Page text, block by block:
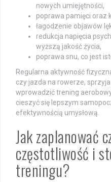
nowych umiejętności,
poprawa pamięci oraz
łagodzenie objawów
redukcja napięcia
wyższą jakość życia,
poprawa snu, co jest
Regularna aktywność
czy jazda na rowerze,
wprowadzić trening
cieszyć się lepszym
efektywnością umysłową.
Jak zaplanować
częstotliwość i
treningu?